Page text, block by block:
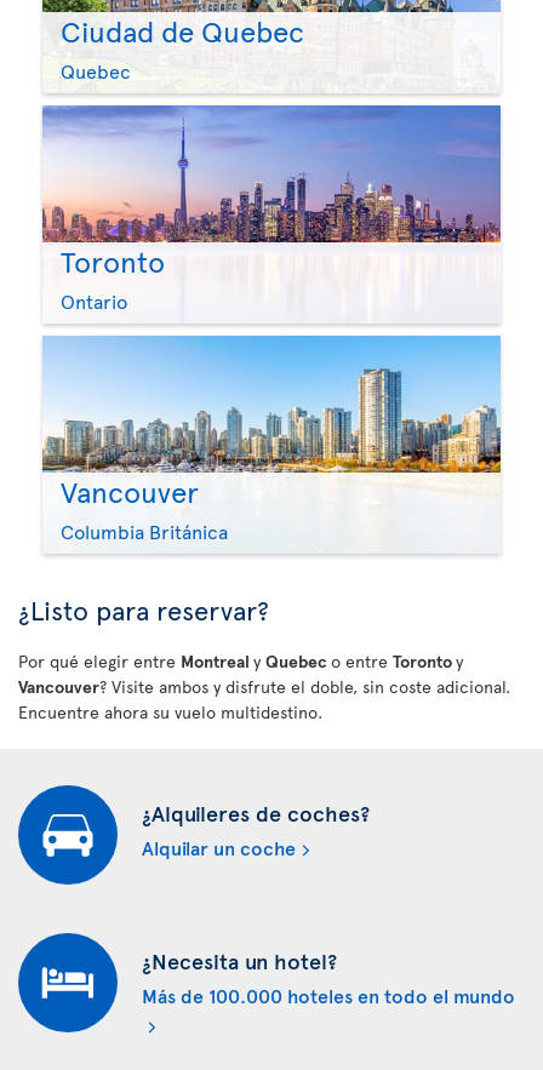
Ciudad de Quebec
Quebec
Toronto
Ontario
Vancouver
Columbia Británica
¿Listo para reservar?
Por qué elegir entre Montreal y Quebec o entre Torontoy
Vancouver? Visite ambos y disfrute el doble, sin coste adicional.
Encuentre ahora su vuelo multidestino.
¿Alquileres de coches?
Alquilar un coche
¿Necesita un hotel?
Más de 100.000 hoteles en todo el mundo